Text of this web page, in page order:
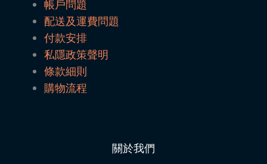
帳戶問題
配送及運費問題
付款安排
私隱政策聲明
條款細則
購物流程
關於我們